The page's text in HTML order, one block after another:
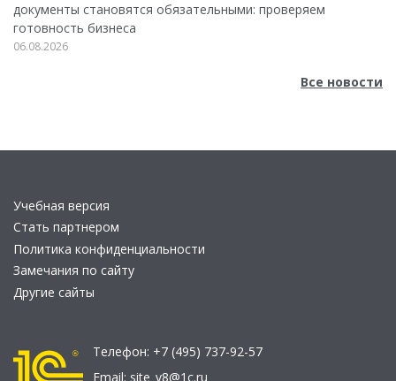
документы становятся обязательными: проверяем
готовность бизнеса
06.08.2026
Все новости
Учебная версия
Стать партнером
Политика конфиденциальности
Замечания по сайту
Другие сайты
Телефон: +7 (495) 737-92-57
Email: site_v8@1c.ru